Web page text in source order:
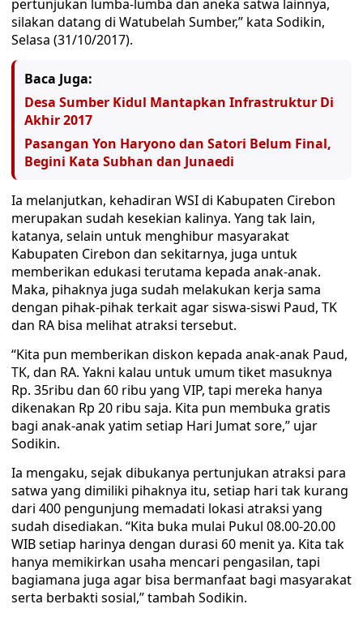
pertunjukan lumba-lumba dan aneka satwa lainnya,
silakan datang di Watubelah Sumber,” kata Sodikin,
Selasa (31/10/2017).
Baca Juga:
Desa Sumber Kidul Mantapkan Infrastruktur Di
Akhir 2017
Pasangan Yon Haryono dan Satori Belum Final,
Begini Kata Subhan dan Junaedi
Ia melanjutkan, kehadiran WSI di Kabupaten Cirebon
merupakan sudah kesekian kalinya. Yang tak lain,
katanya, selain untuk menghibur masyarakat
Kabupaten Cirebon dan sekitarnya, juga untuk
memberikan edukasi terutama kepada anak-anak.
Maka, pihaknya juga sudah melakukan kerja sama
dengan pihak-pihak terkait agar siswa-siswi Paud, TK
dan RA bisa melihat atraksi tersebut.
“Kita pun memberikan diskon kepada anak-anak Paud,
TK, dan RA. Yakni kalau untuk umum tiket masuknya
Rp. 35ribu dan 60 ribu yang VIP, tapi mereka hanya
dikenakan Rp 20 ribu saja. Kita pun membuka gratis
bagi anak-anak yatim setiap Hari Jumat sore,” ujar
Sodikin.
Ia mengaku, sejak dibukanya pertunjukan atraksi para
satwa yang dimiliki pihaknya itu, setiap hari tak kurang
dari 400 pengunjung memadati lokasi atraksi yang
sudah disediakan. “Kita buka mulai Pukul 08.00-20.00
WIB setiap harinya dengan durasi 60 menit ya. Kita tak
hanya memikirkan usaha mencari pengasilan, tapi
bagiamana juga agar bisa bermanfaat bagi masyarakat
serta berbakti sosial,” tambah Sodikin.